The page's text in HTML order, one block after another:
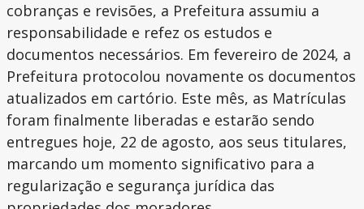
cobranças e revisões, a Prefeitura assumiu a
responsabilidade e refez os estudos e
documentos necessários. Em fevereiro de 2024, a
Prefeitura protocolou novamente os documentos
atualizados em cartório. Este mês, as Matrículas
foram finalmente liberadas e estarão sendo
entregues hoje, 22 de agosto, aos seus titulares,
marcando um momento significativo para a
regularização e segurança jurídica das